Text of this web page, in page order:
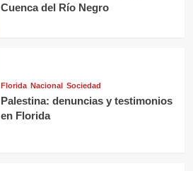
Cuenca del Río Negro
Florida Nacional Sociedad
Palestina: denuncias y testimonios
en Florida